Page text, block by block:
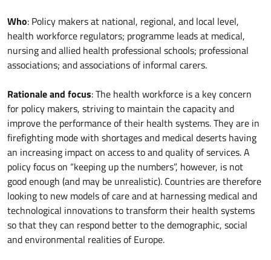
Who: Policy makers at national, regional, and local level,
health workforce regulators; programme leads at medical,
nursing and allied health professional schools; professional
associations; and associations of informal carers.
Rationale and focus: The health workforce is a key concern
for policy makers, striving to maintain the capacity and
improve the performance of their health systems. They are in
firefighting mode with shortages and medical deserts having
an increasing impact on access to and quality of services. A
policy focus on “keeping up the numbers”, however, is not
good enough (and may be unrealistic). Countries are therefore
looking to new models of care and at harnessing medical and
technological innovations to transform their health systems
so that they can respond better to the demographic, social
and environmental realities of Europe.